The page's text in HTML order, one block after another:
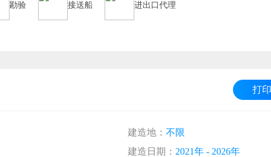
勘验 接送船 进出口代理
打
建造地：不限
建造日期： 2021年 - 2026年